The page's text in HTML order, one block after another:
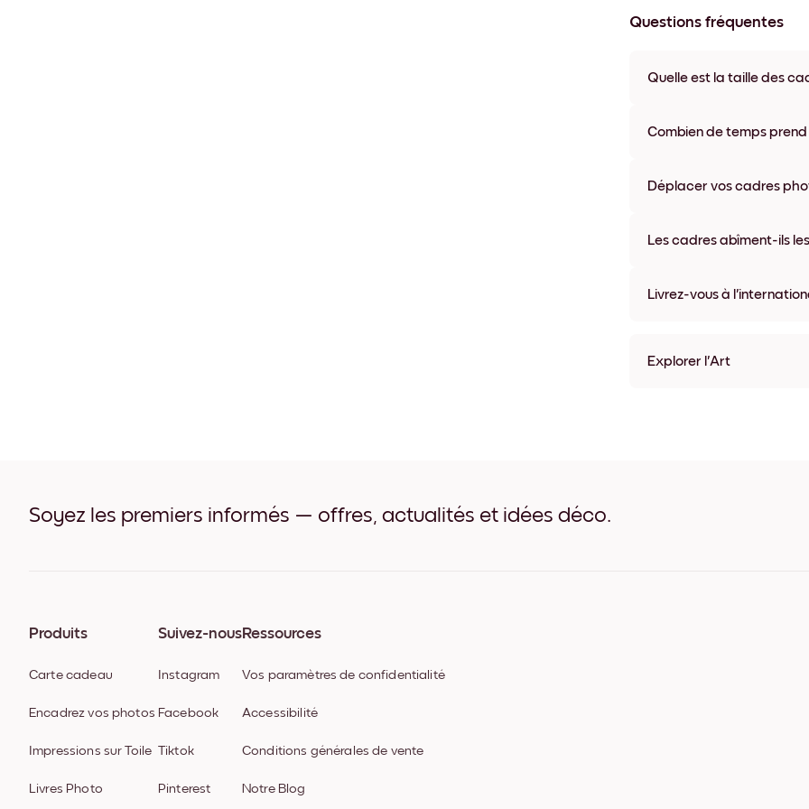
Questions fréquentes
Quelle est la taille des
coloris disponibles, y compris
Combien de temps prend
semaine. Livraison express
Déplacer vos cadres
abîmer vos murs.
Les cadres abîment-ils
Livrez-vous à
Explorer l'Art
Soyez les premiers informés — offres, actualités et idées déco.
Produits
Carte cadeau
Encadrez vos photos
Impressions sur Toile
Livres Photo
Suivez-nous
Instagram
Facebook
Tiktok
Pinterest
Ressources
Vos paramètres de confidentialité
Accessibilité
Conditions générales de vente
Notre Blog